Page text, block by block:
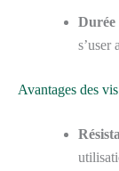
Durée
s’user
Avantages des